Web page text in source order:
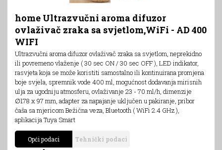
home Ultrazvučni aroma difuzor
ovlaživač zraka sa svjetlom,WiFi - AD 400
WIFI
Ultrazvučni aroma difuzor ovlaživač zraka sa svjetlom, neprekidno
ili povremeno vlaženje ( 30 sec ON / 30 sec OFF ), LED indikator,
rasvjeta koja se može koristiti samostalno ili kontinuirana promjena
boje svjela, spremnik vode 400 ml, mogućnost dodavanja mirisnih
ulja za ugodniju atmosferu, ovlaživanje 23 - 70 ml/h, dimenzije
∅178 x 97 mm, adapter za napajanje uključen u pakiranje, pribor
čaša sa mjericom Bežična veza, Bluetooth ( WiFi 2.4 GHz ),
aplikacija Tuya Smart
Opći podaci Tehnički podaci